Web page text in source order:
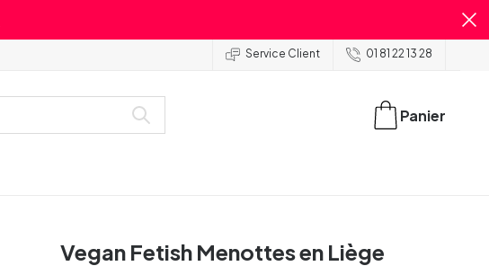
Service Client 01 81 22 13 28
Panier
Vegan Fetish Menottes en Liège